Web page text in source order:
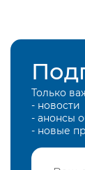
Только
- новости
- анонсы
- новые